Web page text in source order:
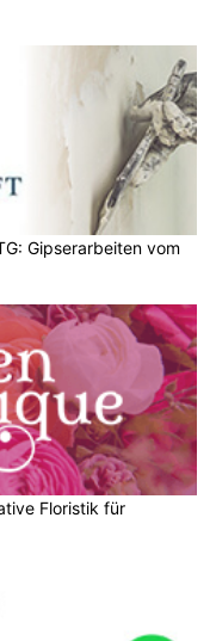
Gipserarbeiten vom
Floristik für